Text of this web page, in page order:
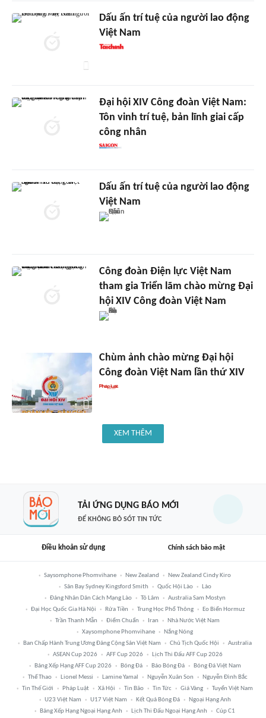
Dấu ấn trí tuệ của người lao động
Việt Nam
Đại hội XIV Công đoàn Việt Nam:
Tôn vinh trí tuệ, bản lĩnh giai cấp
công nhân
Dấu ấn trí tuệ của người lao động
Việt Nam
Công đoàn Điện lực Việt Nam
tham gia Triển lãm chào mừng Đại
hội XIV Công đoàn Việt Nam
Chùm ảnh chào mừng Đại hội
Công đoàn Việt Nam lần thứ XIV
XEM THÊM
TẢI ỨNG DỤNG BÁO MỚI
ĐỂ KHÔNG BỎ SÓT TIN TỨC
Điều khoản sử dụng Chính sách bảo mật
Saysomphone Phomvihane New Zealand
New Zealand Cindy Kiro
Sân Bay Sydney Kingsford Smith
Quốc Hội Lào
Lào
Đảng Nhân Dân Cách Mạng Lào
Tô Lâm
Australia Sam Mostyn
Đại Học Quốc Gia Hà Nội
Rửa Tiền Trung Học Phổ Thông
Eo Biển Hormuz
Trần Thanh Mẫn
Điểm Chuẩn Iran
Nhà Nước Việt Nam
Xaysomphone Phomvihane
Nắng Nóng
Ban Chấp Hành Trung Ương Đảng Cộng Sản Việt Nam
Chủ Tịch Quốc Hội
Australia
ASEAN Cup 2026
AFF Cup 2026
Lịch Thi Đấu AFF Cup 2026
Bảng Xếp Hạng AFF Cup 2026
Bóng Đá Báo Bóng Đá
Bóng Đá Việt Nam
Thể Thao
Lionel Messi Lamine Yamal Nguyễn Xuân Son
Nguyễn Đình Bắc
Tin Thế Giới
Pháp Luật Xã Hội Tin Bão Tin Tức Giá Vàng
Tuyển Việt Nam
U23 Việt Nam
U17 Việt Nam Kết Quả Bóng Đá
Ngoại Hạng Anh
Bảng Xếp Hạng Ngoại Hạng Anh
Lịch Thi Đấu Ngoại Hạng Anh Cúp C1